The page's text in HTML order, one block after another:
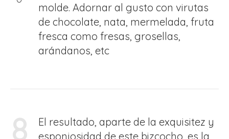
molde. Adornar al gusto con virutas
de chocolate, nata, mermelada, fruta
fresca como fresas, grosellas,
arándanos, etc
8
El resultado, aparte de la exquisitez y
esponjosidad de este bizcocho, es la